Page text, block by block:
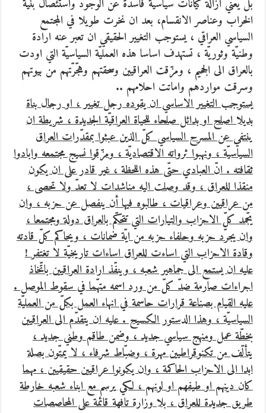
بل يعني ازالة كيانات سياسيّة فاسدة عن الوجود واستئصال بنية
الخراب وعناصر الانقسام، بعد ان نخرت طويلا في المجتمع
السياسي العراقي ، يستوجب التغيير الحقيقي ان تعبر عنه ارادة
وطنيّة وثوريّة ، تستهدف اساسا هذه العمليّة السياسيّة التي اودت
بالعراق الى الجحيم ، ومزّقت العراقيين وسحقتهم وهجّرّتهم من بيوتهم
وسرقت مواردهم واماتت احلامهم ..
يستوجب التغيير الاساسي ان يقوده رجل تغيير ، او رجال بناة
بديلا اصلح او بدائل صلحاء للحياة العراقيّة الجديدة ، شريطة ان
ينتفي عن المسرح السياسي كلّ الذين عبثوا بمقدّرات العراق
السياسيّة ، ونهبوا ثرواته الاقتصاديّة ، ومزّقوا نسيج مجتمعه وابادوا
ثقافته . انّ العبادي حتّى هذه اللحظة ، غير قادر على ان يكون
منقذا للعراق ، وقد وصلت اليه مناشدات لا تعدّ ولا تحصى ،
من عراقيين وعراقيات ، طالبوه فيها أن ينفصل عن حزبه ، وان
يجّمد كلّ الاحزاب والتيارات التي تتحكّم بالعراق دولة ومجتمعا ،
وان يجرّد حزبه وحلفاء حزبه من ايّة ضمانات ، ويحاكم كلّ قادته
وقادة الاحزاب التي اساءت للعراق اساءات تاريخيّة لا تغتفر !
عليه ان يستمع الى جماهير شعبه ، وينفّذ ارادة العراقيين باتّخاذ
اجراءات صارمة ضدّ كلّ من ورد اسمه متهّما في سقوط الموصل .
عليه القيام بصناعة قرارات حاسمة في انهاء العمل بكلّ من العمليّة
السياسيّة ، وهذا الدستور الكسيح . عليه ان يتقدّم الى العراقيين
بخطّة عمل ومنهج سياسي جديد ، وضمن طاقم وطني جديد ،
يتألّف من تكنوقراطيين مهرة ، وضبّاط شرفاء ، لا يمتّون بصلة
ابدا الى الاحزاب الحاكمة ، وان يكونوا عراقيين حقيقيين ، مهما
كان دينهم او طيفهم او لونهم ، لكي يرسم مع ابناء شعبه خارطة
طريق جديدة للعراق ، بلا وزارة تافهة قائمة على المحاصصات